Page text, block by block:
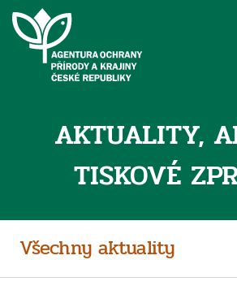
AKTUALITY,
TISKOVÉ
Všechny aktuality